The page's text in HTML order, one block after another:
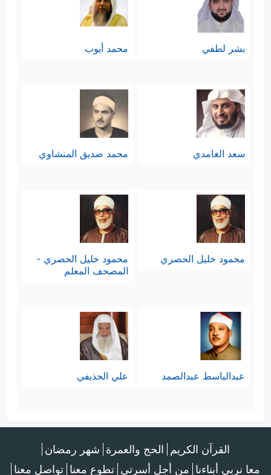
بشر لطفي محمد أيوب
سعد الغامدي محمد صديق المنشاوي
محمود خليل الحصري
محمود خليل الحصري -
المصحف المعلم
عبدالباسط عبدالصمد علي الحذيفي
القرآن الكريم الحج والعمرة شهر رمضان
معا نربي أبناءنا من أجل أسرتي تطوع معنا تواصل معنا